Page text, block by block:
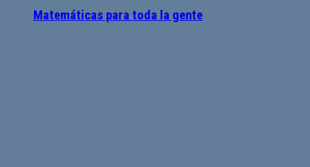
Matemáticas para toda la gente